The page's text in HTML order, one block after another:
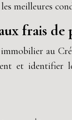
meilleures
frais
au
et identifier